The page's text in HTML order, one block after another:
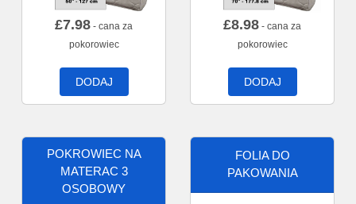
£7.98 - cana za
pokorowiec
DODAJ
£8.98 - cana za
pokorowiec
DODAJ
POKROWIEC NA
MATERAC 3
OSOBOWY
FOLIA DO
PAKOWANIA